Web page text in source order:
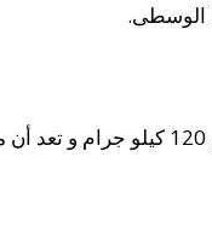
الوسطى.
حيث أن حيوان الطلى هو أحد أنواع الخراف